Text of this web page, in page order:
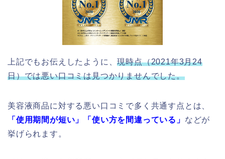
上記でもお伝えしたように、現時点（2021年3月24
日）では悪い口コミは見つかりませんでした。
美容液商品に対する悪い口コミで多く共通す点とは、
「 使用期間が短い」「使い方を間違っている」 などが
挙げられます。